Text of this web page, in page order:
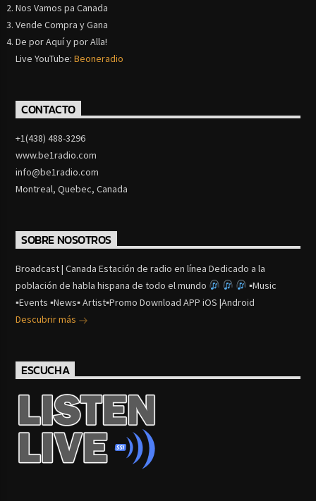
Nos Vamos pa Canada
Vende Compra y Gana
De por Aquí y por Alla!
Live YouTube:Beoneradio
CONTACTO
+1(438) 488-3296
www.be1radio.com
info@be1radio.com
Montreal, Quebec, Canada
SOBRE NOSOTROS
Broadcast | Canada Estación de radio en línea Dedicado a la
población de habla hispana de todo el mundo
▪Music
▪Events ▪News▪ Artist▪Promo Download APP iOS |Android
Descubrir más
ESCUCHA